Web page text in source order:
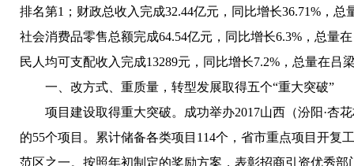
排名第1；财政总收入完成32.44亿元，同比增长36.71%，
社会消费品零售总额完成64.54亿元，同比增长6.3%，总量
民人均可支配收入完成13289元，同比增长7.2%，总量在吕
一、改方式、重质量，转型发展取得五个“重大突破”
项目建设取得重大突破。
成功举办2017山西（汾阳·杏
的55个项目。累计储备各类项目114个，省市重点项目开复
范区之一。按照年初制定的奖励方案，表彰招商引资优秀